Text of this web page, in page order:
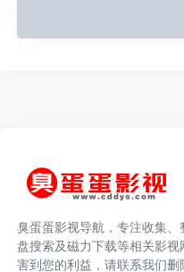
臭蛋蛋影视导航，专注收集
盘搜索及磁力下载等相关影
害到您的利益，请联系我们删